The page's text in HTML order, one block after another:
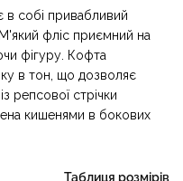
в собі привабливий
М'який фліс приємний на
фігуру. Кофта
в тон, що дозволяє
репсової стрічки
кишенями в бокових
Таблиця розмірів